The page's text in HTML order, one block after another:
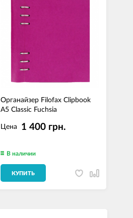
Органайзер Filofax Clipbook
A5 Classic Fuchsia
Цена 1 400 грн.
В наличии
КУПИТЬ